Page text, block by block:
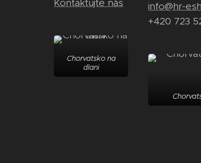
Kontaktujte nás
Chorvatsko na
dlani
info@hr-
+420 723